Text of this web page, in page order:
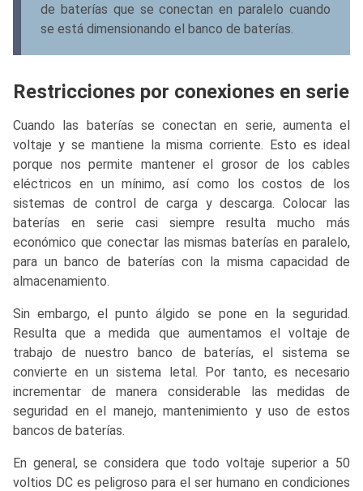
de baterías que se conectan en paralelo cuando
se está dimensionando el banco de baterías.
Restricciones por conexiones en serie
Cuando las baterías se conectan en serie, aumenta el
voltaje y se mantiene la misma corriente. Esto es ideal
porque nos permite mantener el grosor de los cables
eléctricos en un mínimo, así como los costos de los
sistemas de control de carga y descarga. Colocar las
baterías en serie casi siempre resulta mucho más
económico que conectar las mismas baterías en paralelo,
para un banco de baterías con la misma capacidad de
almacenamiento.
Sin embargo, el punto álgido se pone en la seguridad.
Resulta que a medida que aumentamos el voltaje de
trabajo de nuestro banco de baterías, el sistema se
convierte en un sistema letal. Por tanto, es necesario
incrementar de manera considerable las medidas de
seguridad en el manejo, mantenimiento y uso de estos
bancos de baterías.
En general, se considera que todo voltaje superior a 50
voltios DC es peligroso para el ser humano en condiciones